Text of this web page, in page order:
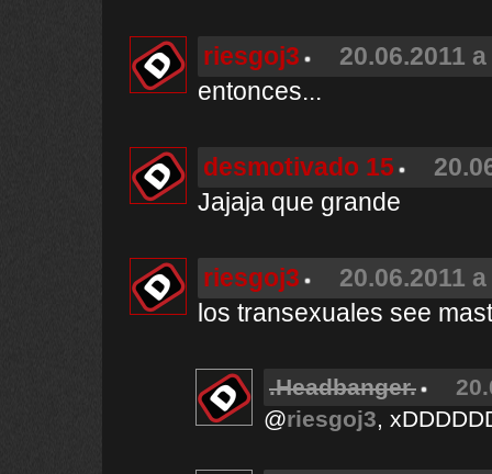
riesgoj3
20.06.2011
entonces...
desmotivado 15
Jajaja que grande
riesgoj3
20.06.2011
los transexuales see
.Headbanger.
@riesgoj3,